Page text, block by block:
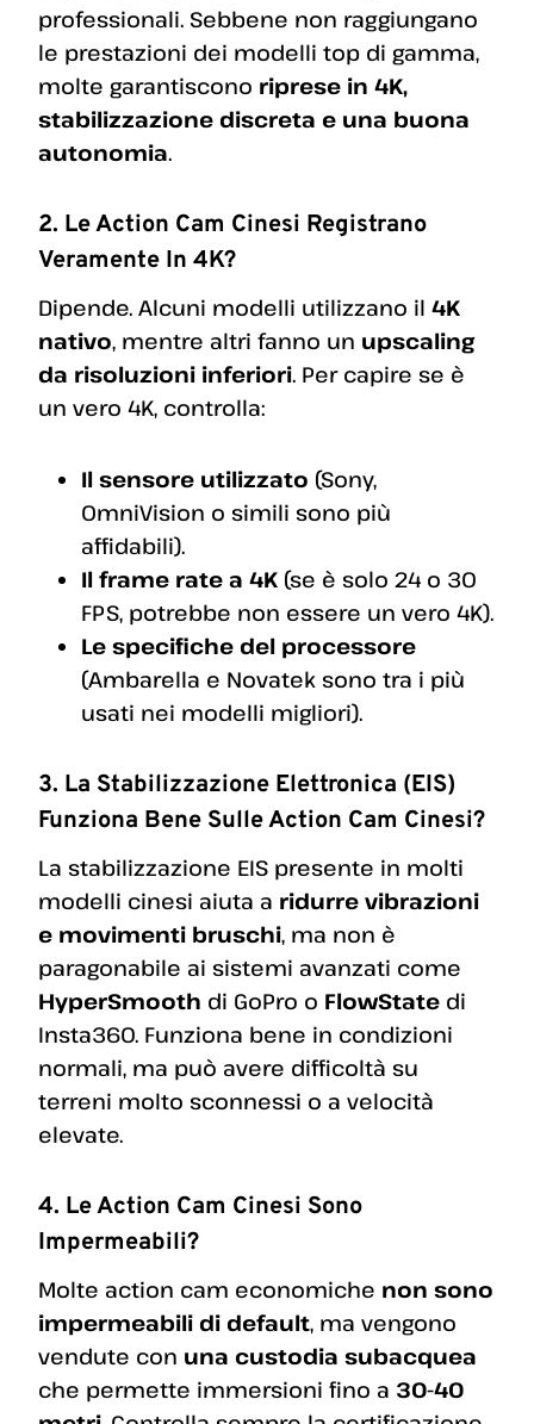
professionali. Sebbene non raggiungano
le prestazioni dei modelli top di gamma,
molte garantiscono riprese in 4K,
stabilizzazione discreta e una buona
autonomia.
2. Le Action Cam Cinesi Registrano
Veramente In 4K?
Dipende. Alcuni modelli utilizzano il 4K
nativo, mentre altri fanno un upscaling
da risoluzioni inferiori. Per capire se è
un vero 4K, controlla:
Il sensore utilizzato (Sony,
OmniVision o simili sono più
affidabili).
Il frame rate a 4K (se è solo 24 o 30
FPS, potrebbe non essere un vero 4K).
Le specifiche del processore
(Ambarella e Novatek sono tra i più
usati nei modelli migliori).
3. La Stabilizzazione Elettronica (EIS)
Funziona Bene Sulle Action Cam Cinesi?
La stabilizzazione EIS presente in molti
modelli cinesi aiuta a ridurre vibrazioni
e movimenti bruschi, ma non è
paragonabile ai sistemi avanzati come
HyperSmooth di GoPro o FlowState di
Insta360. Funziona bene in condizioni
normali, ma può avere difficoltà su
terreni molto sconnessi o a velocità
elevate.
4. Le Action Cam Cinesi Sono
Impermeabili?
Molte action cam economiche non sono
impermeabili di default, ma vengono
vendute con una custodia subacquea
che permette immersioni fino a 30-40